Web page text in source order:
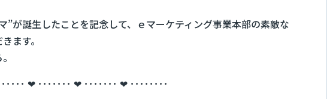
”が誕生したことを記念して、ｅマーケティング事業本部の素敵な
ます。
･････ ❤ ･･･････ ❤ ･･･････ ❤ ････････